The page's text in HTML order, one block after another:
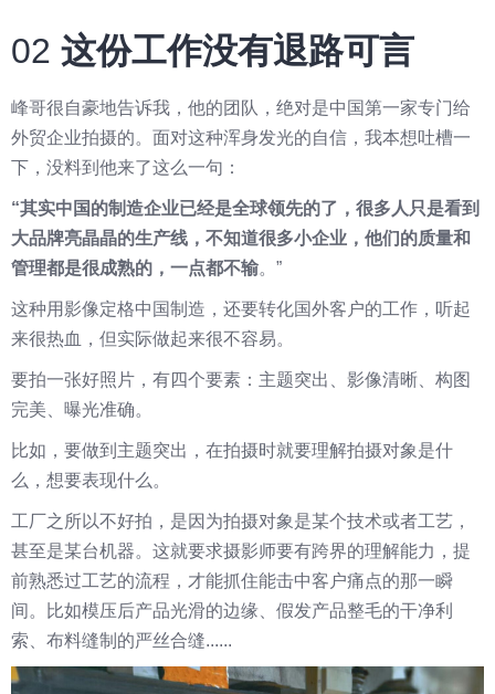
02 这份工作没有退路可言
峰哥很自豪地告诉我，他的团队，绝对是中国第一家专门给
外贸企业拍摄的。面对这种浑身发光的自信，我本想吐槽一
下，没料到他来了这么一句：
“其实中国的制造企业已经是全球领先的了，很多人只是看到
大品牌亮晶晶的生产线，不知道很多小企业，他们的质量和
管理都是很成熟的，一点都不输。”
这种用影像定格中国制造，还要转化国外客户的工作，听起
来很热血，但实际做起来很不容易。
要拍一张好照片，有四个要素：主题突出、影像清晰、构图
完美、曝光准确。
比如，要做到主题突出，在拍摄时就要理解拍摄对象是什
么，想要表现什么。
工厂之所以不好拍，是因为拍摄对象是某个技术或者工艺，
甚至是某台机器。这就要求摄影师要有跨界的理解能力，提
前熟悉过工艺的流程，才能抓住能击中客户痛点的那一瞬
间。比如模压后产品光滑的边缘、假发产品整毛的干净利
索、布料缝制的严丝合缝......